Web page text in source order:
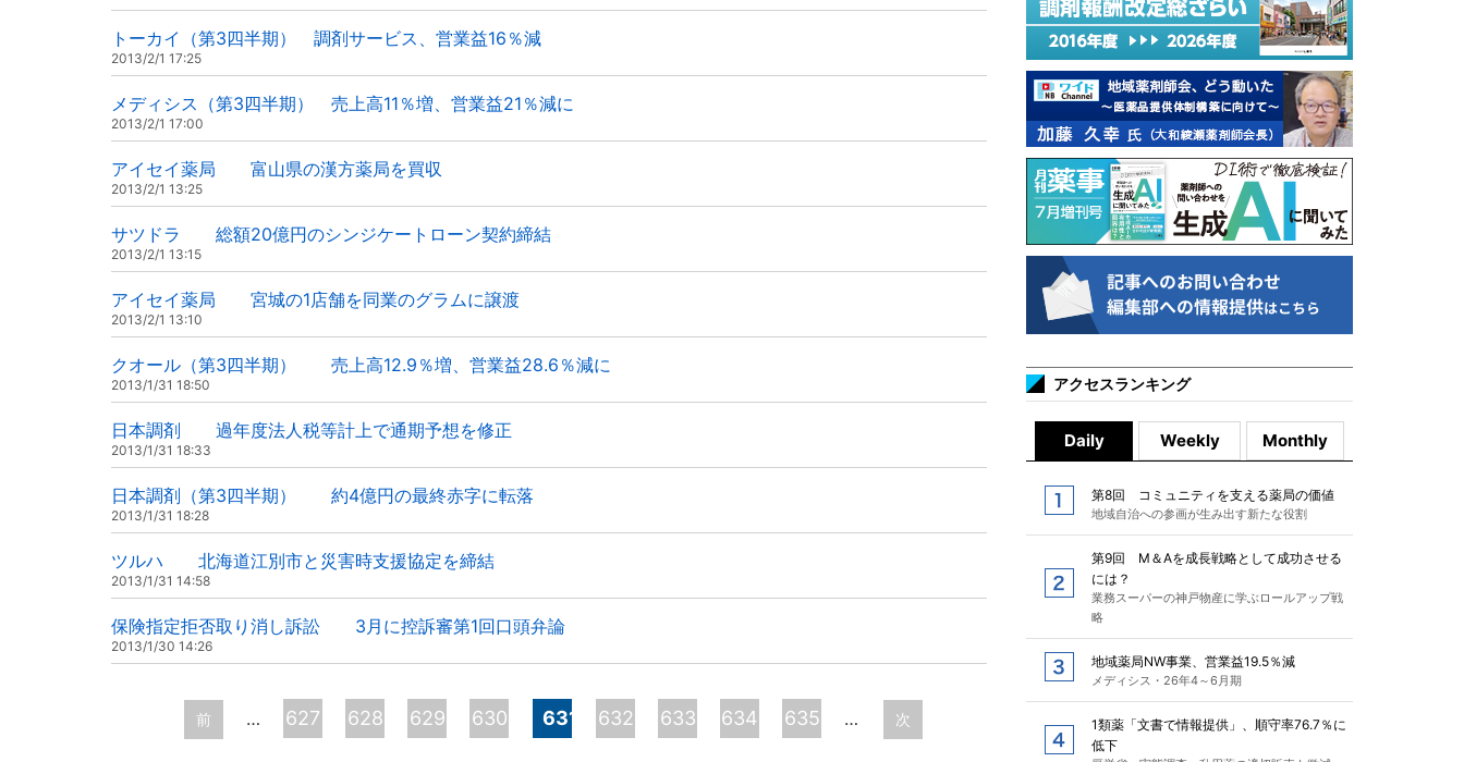
トーカイ（第3四半期） 調剤サービス、営業益16％減
2013/2/1 17:25
メディシス（第3四半期） 売上高11％増、営業益21％減に
2013/2/1 17:00
アイセイ薬局 富山県の漢方薬局を買収
2013/2/1 13:25
サツドラ 総額20億円のシンジケートローン契約締結
2013/2/1 13:15
アイセイ薬局 宮城の1店舗を同業のグラムに譲渡
2013/2/1 13:10
クオール（第3四半期） 売上高12.9％増、営業益28.6％減に
2013/1/31 18:50
日本調剤 過年度法人税等計上で通期予想を修正
2013/1/31 18:33
日本調剤（第3四半期） 約4億円の最終赤字に転落
2013/1/31 18:28
ツルハ 北海道江別市と災害時支援協定を締結
2013/1/31 14:58
保険指定拒否取り消し訴訟 3月に控訴審第1回口頭弁論
2013/1/30 14:26
前 … 627 628 629 630 631 632 633 634 635 … 次
アクセスランキング
Daily Weekly Monthly
第8回 コミュニティを支える薬局の価値
地域自治への参画が生み出す新たな役割
第9回 M＆Aを成長戦略として成功させる
には？
業務スーパーの神戸物産に学ぶロールアップ戦
略
地域薬局NW事業、営業益19.5％減
メディシス・26年4～6月期
1類薬「文書で情報提供」、順守率76.7％に
低下